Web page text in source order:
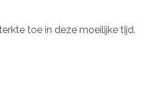
toe in deze moeilijke tijd.